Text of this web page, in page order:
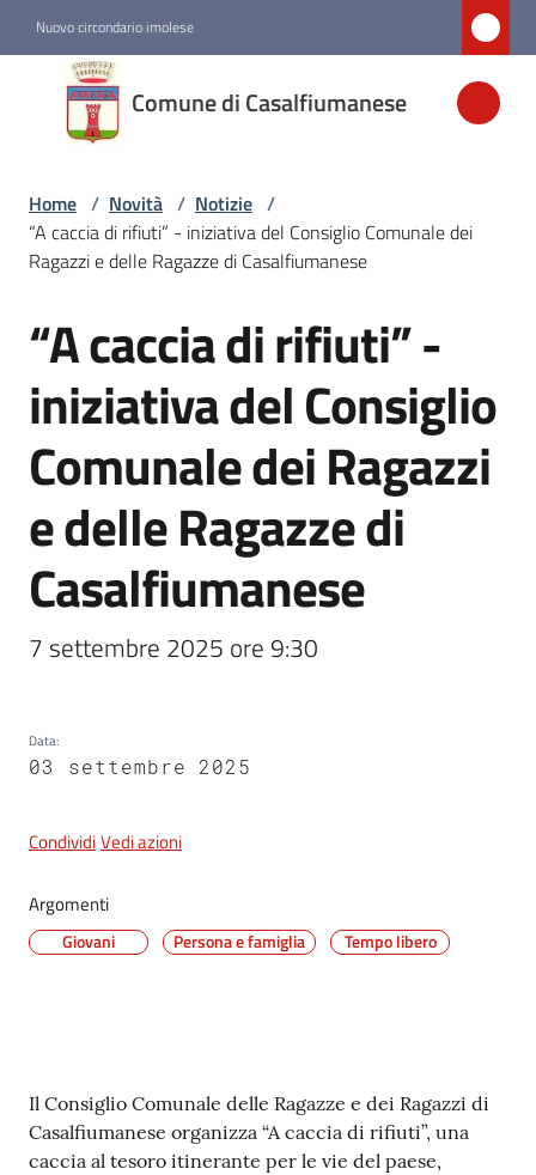
Nuovo circondario imolese
Comune di Casalfiumanese
Comune di
Casalfiumanese
Amministrazione
Vivere
Casalfiumanese
line
gli
Home / Novità / Notizie /
“A caccia di rifiuti” - iniziativa del Consiglio Comunale dei
Ragazzi e delle Ragazze di Casalfiumanese
Salta al contenuto
“A caccia di rifiuti” -
iniziativa del Consiglio
Comunale dei Ragazzi
e delle Ragazze di
Casalfiumanese
7 settembre 2025 ore 9:30
Data:
03 settembre 2025
CondividiVedi azioni
Argomenti
Giovani Persona e famiglia Tempo libero
Contenuto
Il Consiglio Comunale delle Ragazze e dei Ragazzi di
Casalfiumanese organizza “A caccia di rifiuti”, una
caccia al tesoro itinerante per le vie del paese,